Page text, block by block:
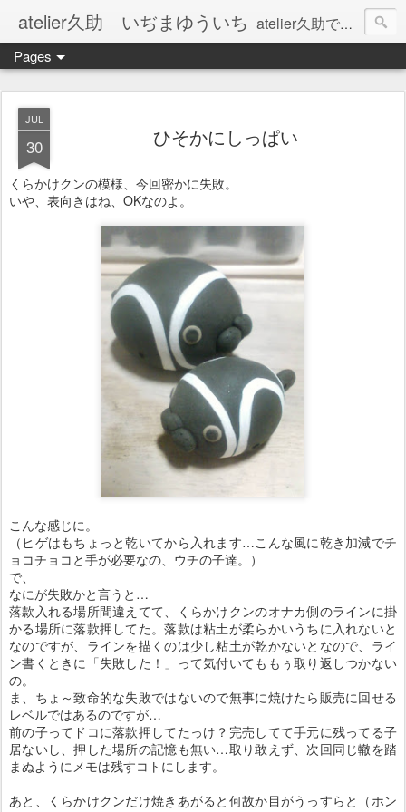
atelier久助 いぢまゆういち atelier久助では土と火から暖かなモノたちを生み出しています。 ご覧になられた方が和んで頂ければ幸いです。
Pages
JUL
30 ひそかにしっぱい
くらかけクンの模様、今回密かに失敗。
いや、表向きはね、OKなのよ。
こんな感じに。
（ヒゲはもちょっと乾いてから入れます…こんな風に乾き加減でチ
ョコチョコと手が必要なの、ウチの子達。）
で、
なにが失敗かと言うと…
落款入れる場所間違えてて、くらかけクンのオナカ側のラインに掛
かる場所に落款押してた。落款は粘土が柔らかいうちに入れないと
なのですが、ラインを描くのは少し粘土が乾かないとなので、ライ
ン書くときに「失敗した！」って気付いてももぅ取り返しつかない
の。
ま、ちょ～致命的な失敗ではないので無事に焼けたら販売に回せる
レベルではあるのですが…
前の子ってドコに落款押してたっけ？完売してて手元に残ってる子
居ないし、押した場所の記憶も無い…取り敢えず、次回同じ轍を踏
まぬようにメモは残すコトにします。
あと、くらかけクンだけ焼きあがると何故か目がうっすらと（ホン